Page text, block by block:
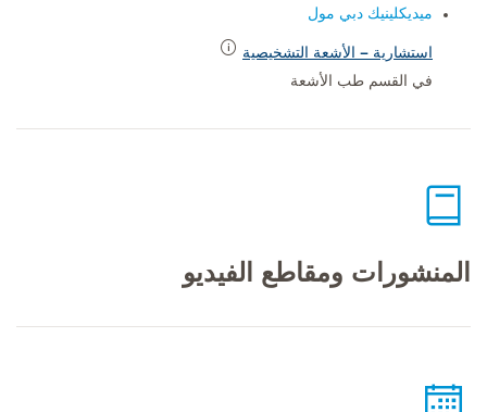
ميديكلينيك دبي مول
استشارية – الأشعة التشخيصية
في القسم طب الأشعة
المنشورات ومقاطع الفيديو